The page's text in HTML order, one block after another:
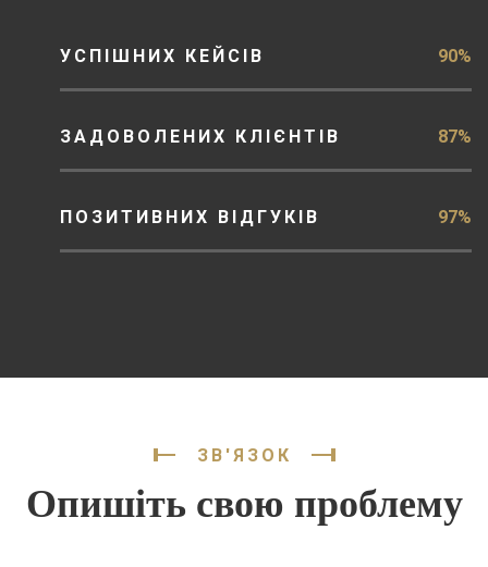
УСПІШНИХ КЕЙСІВ 90%
ЗАДОВОЛЕНИХ КЛІЄНТІВ 87%
ПОЗИТИВНИХ ВІДГУКІВ 97%
ЗВ'ЯЗОК
Опишіть свою проблему